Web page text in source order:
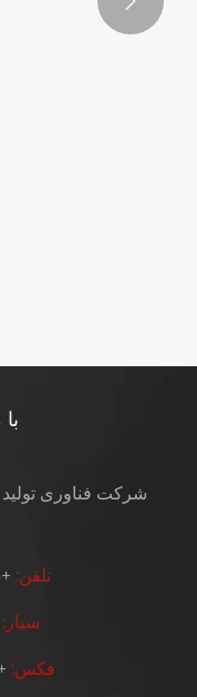
شرکت فناوری
تلفن: +86-577-66007073
سیار:
فکس: